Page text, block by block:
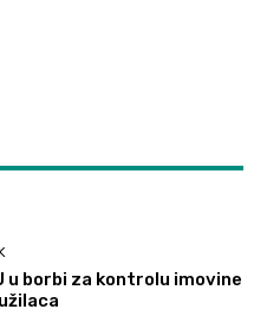
u borbi za kontrolu imovine